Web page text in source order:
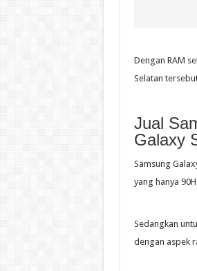
Dengan RAM
Selatan
Jual
Galaxy
Samsung
yang hanya
Sedangkan
dengan aspek